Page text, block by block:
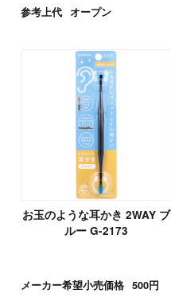
参考上代 オープン
お玉のような耳かき 2WAY ブ
ルー G-2173
メーカー希望小売価格 500円